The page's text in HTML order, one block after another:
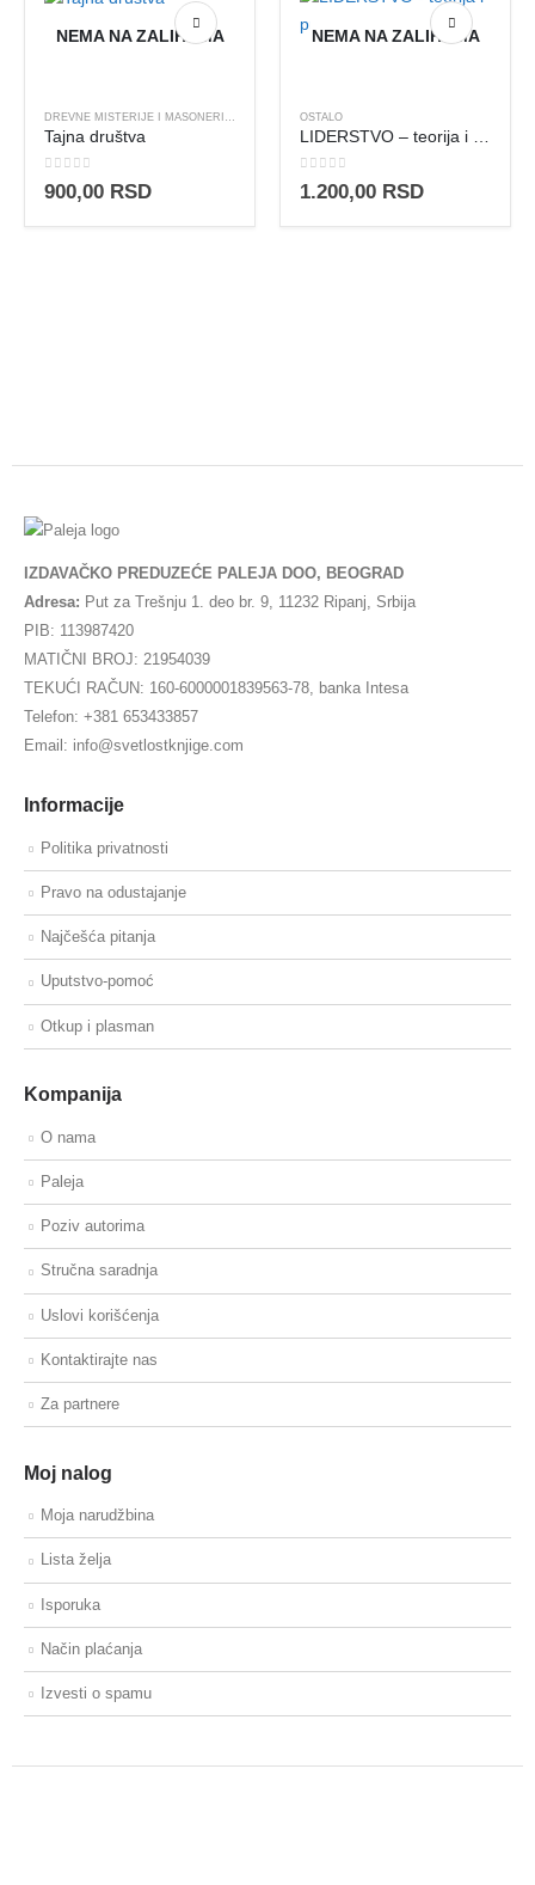
NEMA NA ZALIHAMA
Tajna društva
0out of 5
900,00 RSD
NEMA NA ZALIHAMA
OSTALO
0 out of 5
1.200,00 RSD
IZDAVAČKO PREDUZEĆE PALEJA DOO, BEOGRAD
Adresa: Put za Trešnju 1. deo br. 9, 11232 Ripanj, Srbija
PIB: 113987420
MATIČNI BROJ: 21954039
TEKUĆI RAČUN: 160-6000001839563-78, banka Intesa
Telefon: +381 653433857
Email: info@svetlostknjige.com
Informacije
Politika privatnosti
Pravo na odustajanje
Najčešća pitanja
Uputstvo-pomoć
Otkup i plasman
Kompanija
O nama
Paleja
Poziv autorima
Stručna saradnja
Uslovi korišćenja
Kontaktirajte nas
Za partnere
Moj nalog
Moja narudžbina
Lista želja
Isporuka
Način plaćanja
Izvesti o spamu